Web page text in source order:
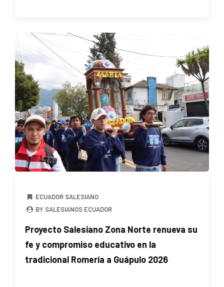
ECUADOR SALESIANO
BY SALESIANOS ECUADOR
Proyecto Salesiano Zona Norte renueva su
fe y compromiso educativo en la
tradicional Romería a Guápulo 2026